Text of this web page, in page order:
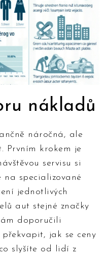
nákladů
náročná, ale
Prvním krokem je
servisu si
na specializované
jednotlivých
aut stejné značky
doporučili
překvapit, jak se ceny
slyšíte od lidí z